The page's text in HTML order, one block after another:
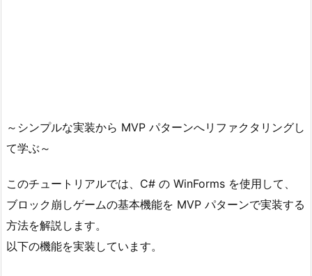
～シンプルな実装から MVP パターンへリファクタリングし
て学ぶ～
このチュートリアルでは、C# の WinForms を使用して、
ブロック崩しゲームの基本機能を MVP パターンで実装する
方法を解説します。
以下の機能を実装しています。